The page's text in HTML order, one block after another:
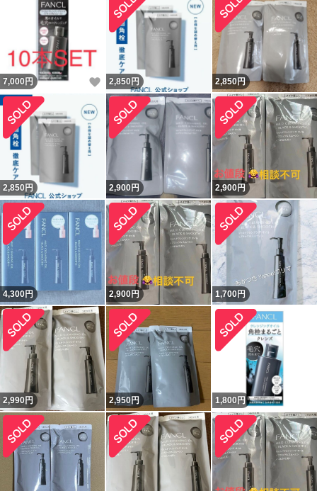
7,000 円 いいね！
2,850 円 2,850円
2,850 円 2,900円 2,900円
4,300円 2,900円 1,700円
2,990円 2,950円 1,800 円